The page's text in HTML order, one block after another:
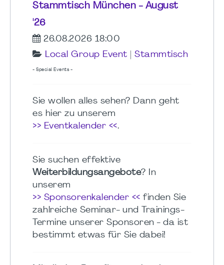
Stammtisch München - August
'26
26.08.2026 18:00
Local Group Event
Stammtisch
- Special Events -
Sie wollen alles sehen? Dann geht
es hier zu unserem
>> Eventkalender <<.
Sie suchen effektive
Weiterbildungsangebote? In
unserem
>> Sponsorenkalender << finden Sie
zahlreiche Seminar- und Trainings-
Termine unserer Sponsoren - da ist
bestimmt etwas für Sie dabei!